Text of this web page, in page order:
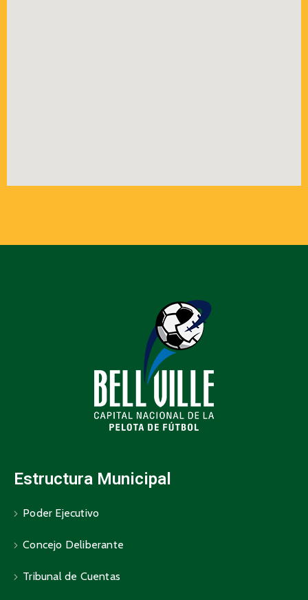
Estructura Municipal
Poder Ejecutivo
Concejo Deliberante
Tribunal de Cuentas